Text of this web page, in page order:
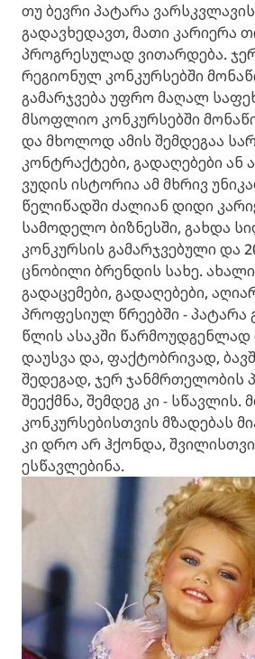
თუ ბევრი პატარა
გადავხედავთ, მათი კარიერა
პროგრესულად ვითარდება.
რეგიონულ კონკურსებში
გამარჯვება უფრო მაღალ
მსოფლიო კონკურსებში
და მხოლოდ ამის შემდეგაა
კონტრაქტები, გადაღებები ან
ვუდის ისტორია ამ მხრივ
წელიწადში ძალიან დიდი
სამოდელო ბიზნესში, გახდა
კონკურსის გამარჯვებული და
ცნობილი ბრენდის სახე. ახალი
გადაცემები, გადაღებები,
პროფესიულ წრეებში - პატარა
წლის ასაკში
დაუსვა და, ფაქტობრივად,
შედეგად, ჯერ ჯანმრთელობის
შეექმნა, შემდეგ კი -
კონკურსებისთვის მზადებას
კი დრო არ ჰქონდა,
ესწავლებინა.